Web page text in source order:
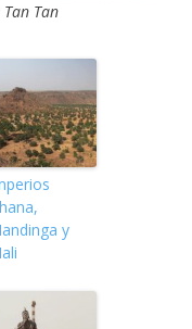
Tan
y